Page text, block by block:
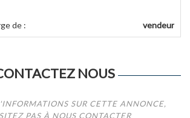
de : vendeur
NOUS
SUR CETTE ANNONCE,
PAS À NOUS CONTACTER